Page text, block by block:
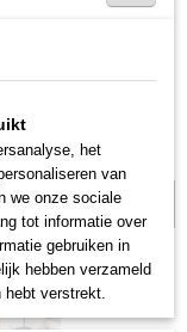
het
van
we onze sociale
tot informatie over
gebruiken in
hebben verzameld
hebt verstrekt.